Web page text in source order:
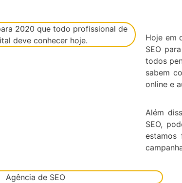
Hoje em
SEO
todos
sabem
online e
Além
SEO,
estamos